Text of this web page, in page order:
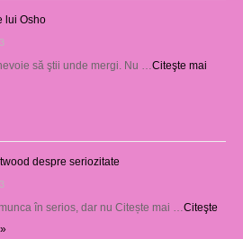
lui Osho
să ştii unde mergi. Nu …Citeşte mai
despre seriozitate
în serios, dar nu Citește mai …Citeşte